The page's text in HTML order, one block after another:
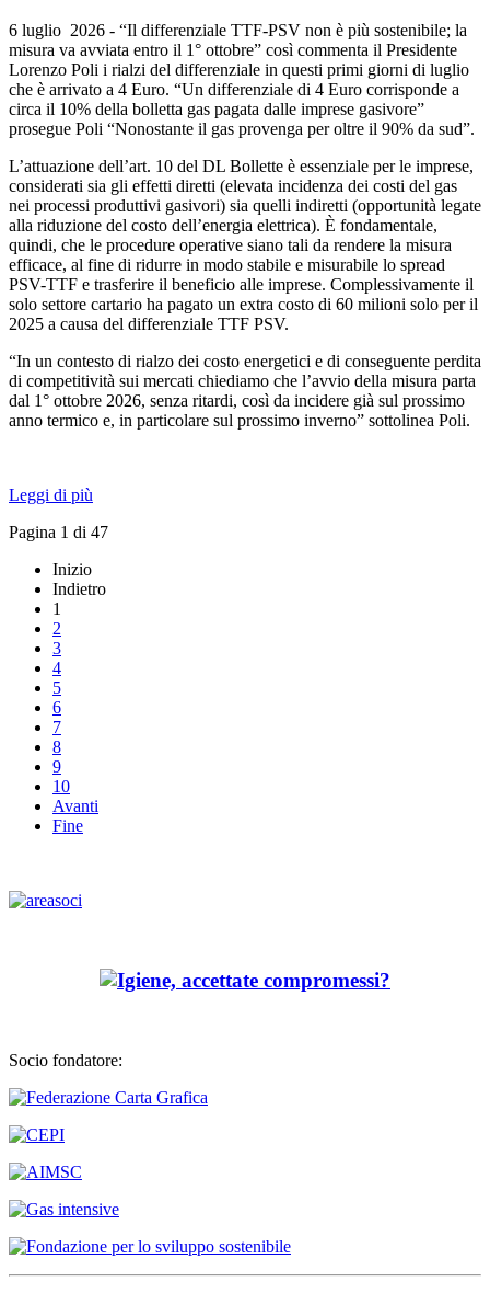
6 luglio 2026 - “Il differenziale TTF-PSV non è più sostenibile; la
misura va avviata entro il 1° ottobre” così commenta il Presidente
Lorenzo Poli i rialzi del differenziale in questi primi giorni di luglio
che è arrivato a 4 Euro. “Un differenziale di 4 Euro corrisponde a
circa il 10% della bolletta gas pagata dalle imprese gasivore”
prosegue Poli “Nonostante il gas provenga per oltre il 90% da sud”.
L’attuazione dell’art. 10 del DL Bollette è essenziale per le imprese,
considerati sia gli effetti diretti (elevata incidenza dei costi del gas
nei processi produttivi gasivori) sia quelli indiretti (opportunità legate
alla riduzione del costo dell’energia elettrica). È fondamentale,
quindi, che le procedure operative siano tali da rendere la misura
efficace, al fine di ridurre in modo stabile e misurabile lo spread
PSV-TTF e trasferire il beneficio alle imprese. Complessivamente il
solo settore cartario ha pagato un extra costo di 60 milioni solo per il
2025 a causa del differenziale TTF PSV.
“In un contesto di rialzo dei costo energetici e di conseguente perdita
di competitività sui mercati chiediamo che l’avvio della misura parta
dal 1° ottobre 2026, senza ritardi, così da incidere già sul prossimo
anno termico e, in particolare sul prossimo inverno” sottolinea Poli.
Leggi di più
Pagina 1 di 47
Inizio
Indietro
1
2
3
4
5
6
7
8
9
10
Avanti
Fine
Socio fondatore: